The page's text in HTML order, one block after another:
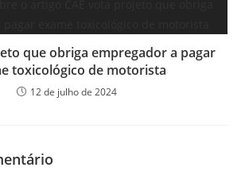
que obriga empregador a pagar
toxicológico de motorista
12 de julho de 2024